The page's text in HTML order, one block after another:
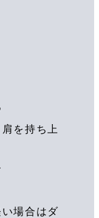
を持ち上
場合はダ